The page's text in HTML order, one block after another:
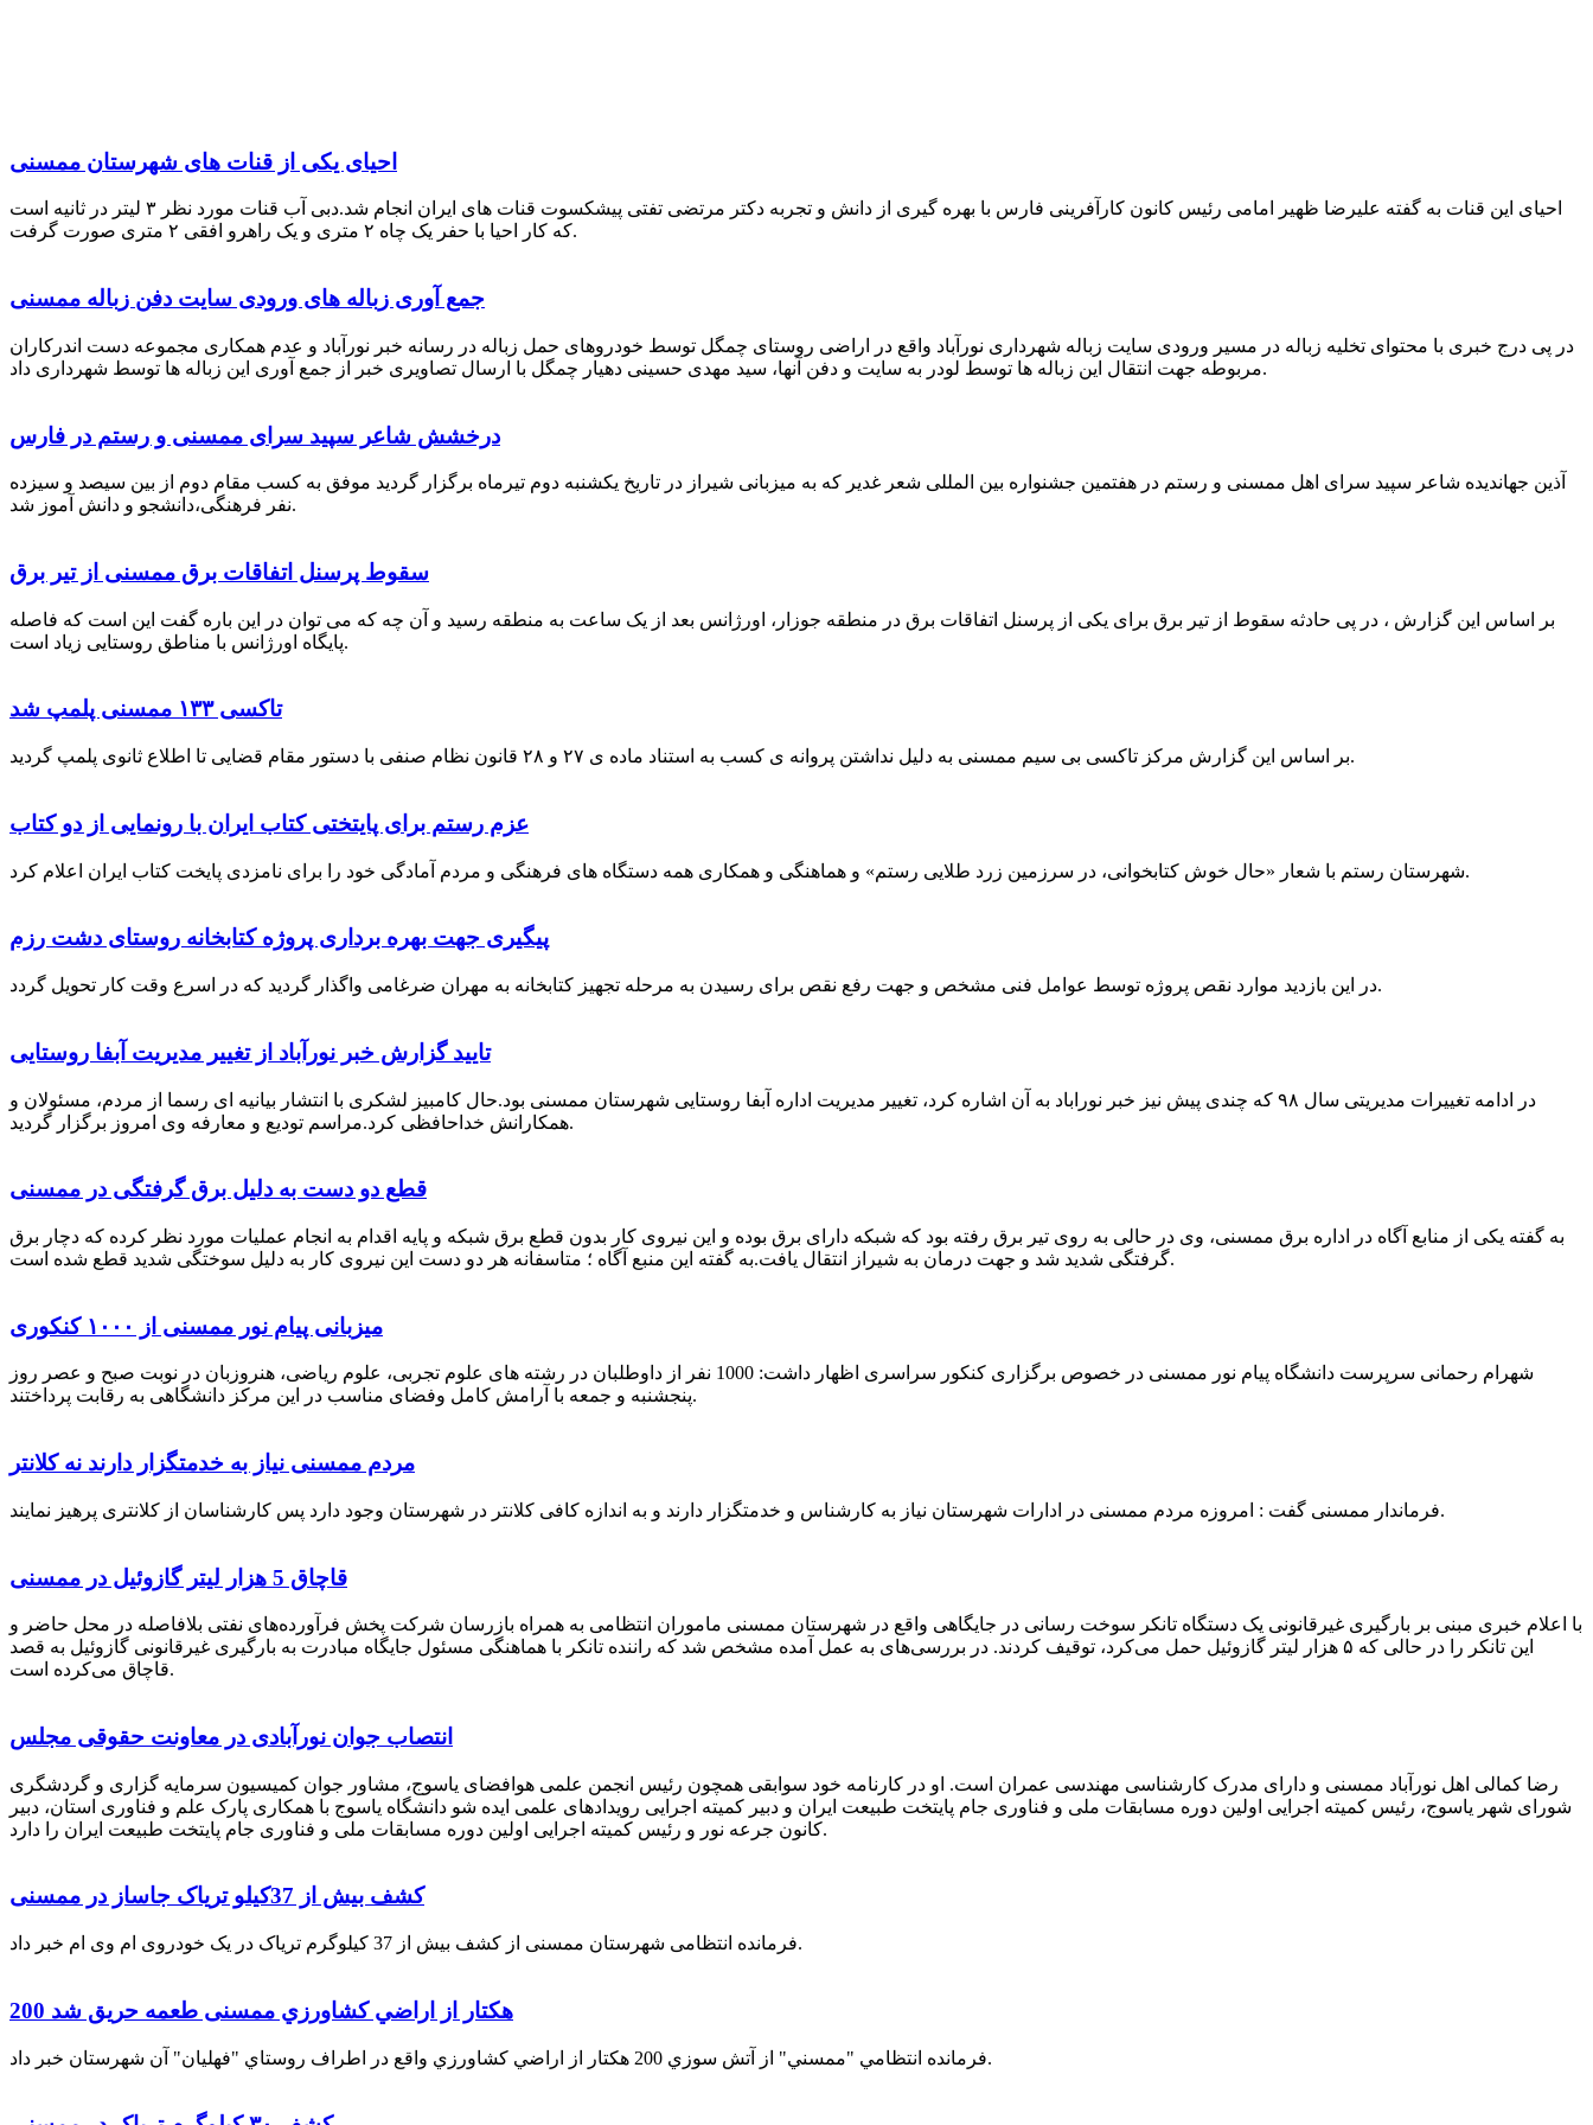
احیای یکی از قنات های شهرستان ممسنی
احیای این قنات به گفته علیرضا ظهیر امامی رئیس کانون کارآفرینی فارس با بهره گیری از دانش و تجربه دکتر مرتضی تفتی پیشکسوت قنات های ایران انجام شد.دبی آب قنات مورد نظر ۳ لیتر در ثانیه است
که کار احیا با حفر یک چاه ۲ متری و یک راهرو افقی ۲ متری صورت گرفت.
جمع آوری زباله های ورودی سایت دفن زباله ممسنی
در پی درج خبری با محتوای تخلیه زباله در مسیر ورودی سایت زباله شهرداری نورآباد واقع در اراضی روستای چمگل توسط خودروهای حمل زباله در رسانه خبر نورآباد و عدم همکاری مجموعه دست اندرکاران
مربوطه جهت انتقال این زباله ها توسط لودر به سایت و دفن آنها، سید مهدی حسینی دهیار چمگل با ارسال تصاویری خبر از جمع آوری این زباله ها توسط شهرداری داد.
درخشش شاعر سپید سرای ممسنی و رستم در فارس
آذین جهاندیده شاعر سپید سرای اهل ممسنی و رستم در هفتمین جشنواره بین المللی شعر غدیر که به میزبانی شیراز در تاریخ یکشنبه دوم تیرماه برگزار گردید موفق به کسب مقام دوم از بین سیصد و سیزده
نفر فرهنگی،دانشجو و دانش آموز شد.
سقوط پرسنل اتفاقات برق ممسنی از تیر برق
بر اساس این گزارش ، در پی حادثه سقوط از تیر برق برای یکی از پرسنل اتفاقات برق در منطقه جوزار، اورژانس بعد از یک ساعت به منطقه رسید و آن چه که می توان در این باره گفت این است که فاصله
پایگاه اورژانس با مناطق روستایی زیاد است.
تاکسی ۱۳۳ ممسنی پلمپ شد
بر اساس این گزارش مرکز تاکسی بی سیم ممسنی به دلیل نداشتن پروانه ی کسب به استناد ماده ی ۲۷ و ۲۸ قانون نظام صنفی با دستور مقام قضایی تا اطلاع ثانوی پلمپ گردید.
عزم رستم برای پایتختی کتاب ایران با رونمایی از دو کتاب
شهرستان رستم با شعار «حال خوش کتابخوانی، در سرزمین زرد طلایی رستم» و هماهنگی و همکاری همه دستگاه های فرهنگی و مردم آمادگی خود را برای نامزدی پایخت کتاب ایران اعلام کرد.
پیگیری جهت بهره برداری پروژه کتابخانه روستای دشت رزم
در این بازدید موارد نقص پروژه توسط عوامل فنی مشخص و جهت رفع نقص برای رسیدن به مرحله تجهیز کتابخانه به مهران ضرغامی واگذار گردید که در اسرع وقت کار تحویل گردد.
تایید گزارش خبر نورآباد از تغییر مدیریت آبفا روستایی
در ادامه تغییرات مدیریتی سال ۹۸ که چندی پیش نیز خبر نوراباد به آن اشاره کرد، تغییر مدیریت اداره آبفا روستایی شهرستان ممسنی بود.حال کامبیز لشکری با انتشار بیانیه ای رسما از مردم، مسئولان و
همکارانش خداحافظی کرد.مراسم تودیع و معارفه وی امروز برگزار گردید.
قطع دو دست به دلیل برق گرفتگی در ممسنی
به گفته یکی از منابع آگاه در اداره برق ممسنی، وی در حالی به روی تیر برق رفته بود که شبکه دارای برق بوده و این نیروی کار بدون قطع برق شبکه و پایه اقدام به انجام عملیات مورد نظر کرده که دچار برق
گرفتگی شدید شد و جهت درمان به شیراز انتقال یافت.به گفته این منبع آگاه ؛ متاسفانه هر دو دست این نیروی کار به دلیل سوختگی شدید قطع شده است.
میزبانی پیام نور ممسنی از ۱۰۰۰ کنکوری
شهرام رحمانی سرپرست دانشگاه پیام نور ممسنی در خصوص برگزاری کنکور سراسری اظهار داشت: 1000 نفر از داوطلبان در رشته های علوم تجربی، علوم ریاضی، هنروزبان در نوبت صبح و عصر روز
پنجشنبه و جمعه با آرامش کامل وفضای مناسب در این مرکز دانشگاهی به رقابت پرداختند.
مردم ممسنی نیاز به خدمتگزار دارند نه کلانتر
فرماندار ممسنی گفت : امروزه مردم ممسنی در ادارات شهرستان نیاز به کارشناس و خدمتگزار دارند و به اندازه کافی کلانتر در شهرستان وجود دارد پس کارشناسان از کلانتری پرهیز نمایند.
قاچاق 5 هزار لیتر گازوئیل در ممسنی
با اعلام خبری مبنی بر بارگیری غیرقانونی یک دستگاه تانکر سوخت رسانی در جایگاهی واقع در شهرستان ممسنی ماموران انتظامی به همراه بازرسان شرکت پخش فرآورده‌های نفتی بلافاصله در محل حاضر و
این تانکر را در حالی که ۵ هزار لیتر گازوئیل حمل می‌کرد، توقیف کردند. در بررسی‌های به عمل آمده مشخص شد که راننده تانکر با هماهنگی مسئول جایگاه مبادرت به بارگیری غیرقانونی گازوئیل به قصد
قاچاق می‌کرده است.
انتصاب جوان نورآبادی در معاونت حقوقی مجلس
رضا کمالی اهل نورآباد ممسنی و دارای مدرک کارشناسی مهندسی عمران است. او در کارنامه خود سوابقی همچون رئیس انجمن علمی هوافضای یاسوج، مشاور جوان کمیسیون سرمایه گزاری و گردشگری
شورای شهر یاسوج، رئیس کمیته اجرایی اولین دوره مسابقات ملی و فناوری جام پایتخت طبیعت ایران و دبیر کمیته اجرایی رویدادهای علمی ایده شو دانشگاه یاسوج با همکاری پارک علم و فناوری استان، دبیر
کانون جرعه نور و رئیس کمیته اجرایی اولین دوره مسابقات ملی و فناوری جام پایتخت طبیعت ایران را دارد.
کشف بیش از 37کیلو تریاک جاساز در ممسنی
فرمانده انتظامی شهرستان ممسنی از کشف بیش از 37 کیلوگرم تریاک در یک خودروی ام وی ام خبر داد.
200 هكتار از اراضي كشاورزي ممسنی طعمه حریق شد
فرمانده انتظامي "ممسني" از آتش سوزي 200 هكتار از اراضي كشاورزي واقع در اطراف روستاي "فهلیان" آن شهرستان خبر داد.